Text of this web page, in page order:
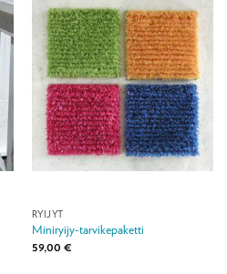
RYIJYT
Miniryijy-tarvikepaketti
59,00 €